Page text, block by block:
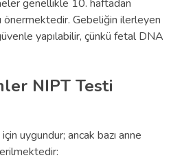
genellikle 10. haftadan
önermektedir. Gebeliğin ilerleyen
yapılabilir, çünkü fetal DNA
NIPT Testi
uygundur; ancak bazı anne